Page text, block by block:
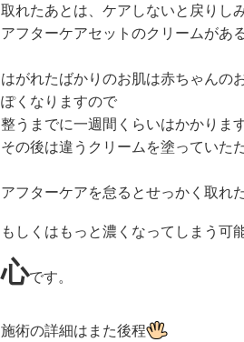
取れたあとは、ケアしないと戻りし
アフターケアセットのクリームがあ
はがれたばかりのお肌は赤ちゃんの
ぽくなりますので
整うまでに一週間くらいはかかります
その後は違うクリームを塗っていた
アフターケアを怠るとせっかく取れ
もしくはもっと濃くなってしまう可
心です。
施術の詳細はまた後程